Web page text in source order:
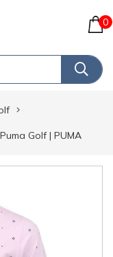
0
Golf | PUMA